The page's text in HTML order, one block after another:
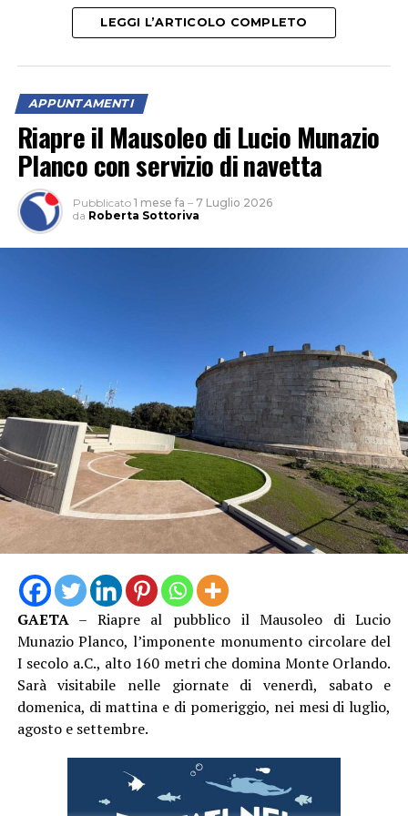
(che è anche aiuto regista), musiche dal vivo del 52nd
Jazz Quartet e i danzatori di Modulo Project. Un’ora e
“Un romanzo che non mi ha mai abbandonato, l’ho
incrociato a 14-15 anni ed è rimasto sempre con me, e
che oggi, a centouno anni dalla sua pubblicazione,
considero più urgente che mai – racconta Pernarella – .
Francis Scott Fitzgerald, raccontava tantissimo della
società americana che stava nascendo come modello, le
meraviglie, ma soprattutto i pericoli, il rischio e i dolori
che il grande sogno americano avrebbe generato.”
Fondamentale la musica: “E’ lo scrittore a identificare i
ruggenti anni venti, come “l’età del jazz”. Il jazz è
protagonista perché è nella poetica di Scott Fitzgerald
ed è l’unico genere che riesce a contenere lo spettacolo
e le contraddizioni di quel sistema”, aggiunge Pernarella
che parla di uno spettacolo “divertente”, “un gioco a
scatole cinesi”. Tra sogno, illusione e realtà.
LEGGI L’ARTICOLO COMPLETO
APPUNTAMENTI
Riapre il Mausoleo di Lucio Munazio
Planco con servizio di navetta
Pubblicato 1 mese fa – 7 Luglio 2026
da Roberta Sottoriva
GAETA– Riapre al pubblico il Mausoleo di Lucio
Munazio Planco, l’imponente monumento circolare del
I secolo a.C., alto 160 metri che domina Monte Orlando.
Sarà visitabile nelle giornate di venerdì, sabato e
domenica, di mattina e di pomeriggio, nei mesi di luglio,
agosto e settembre.